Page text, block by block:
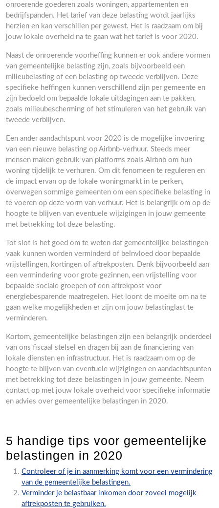
onroerende goederen zoals woningen, appartementen en
bedrijfspanden. Het tarief van deze belasting wordt jaarlijks
herzien en kan verschillen per gewest. Het is raadzaam om bij
jouw lokale overheid na te gaan wat het tarief is voor 2020.
Naast de onroerende voorheffing kunnen er ook andere vormen
van gemeentelijke belasting zijn, zoals bijvoorbeeld een
milieubelasting of een belasting op tweede verblijven. Deze
specifieke heffingen kunnen verschillend zijn per gemeente en
zijn bedoeld om bepaalde lokale uitdagingen aan te pakken,
zoals milieubescherming of het stimuleren van het gebruik van
tweede verblijven.
Een ander aandachtspunt voor 2020 is de mogelijke invoering
van een nieuwe belasting op Airbnb-verhuur. Steeds meer
mensen maken gebruik van platforms zoals Airbnb om hun
woning tijdelijk te verhuren. Om dit fenomeen te reguleren en
de impact ervan op de lokale woningmarkt in te perken,
overwegen sommige gemeenten om een specifieke belasting in
te voeren op deze vorm van verhuur. Het is belangrijk om op de
hoogte te blijven van eventuele wijzigingen in jouw gemeente
met betrekking tot deze belasting.
Tot slot is het goed om te weten dat gemeentelijke belastingen
vaak kunnen worden verminderd of beïnvloed door bepaalde
vrijstellingen, kortingen of aftrekposten. Denk bijvoorbeeld aan
een vermindering voor grote gezinnen, een vrijstelling voor
bepaalde sociale groepen of een aftrekpost voor
energiebesparende maatregelen. Het loont de moeite om na te
gaan welke mogelijkheden er zijn om jouw belastinglast te
verminderen.
Kortom, gemeentelijke belastingen zijn een belangrijk onderdeel
van ons fiscaal stelsel en dragen bij aan de financiering van
lokale diensten en infrastructuur. Het is raadzaam om op de
hoogte te blijven van eventuele wijzigingen en aandachtspunten
met betrekking tot deze belastingen in jouw gemeente. Neem
contact op met jouw lokale overheid voor specifieke informatie
en advies over gemeentelijke belastingen in 2020.
5 handige tips voor gemeentelijke
belastingen in 2020
Controleer of je in aanmerking komt voor een vermindering
van de gemeentelijke belastingen.
Verminder je belastbaar inkomen door zoveel mogelijk
aftrekposten te gebruiken.